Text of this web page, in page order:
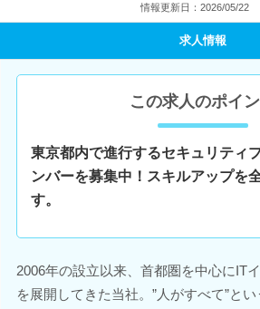
情報更新日：2026/05/22
求人情報
この求人のポイ
東京都内で進行するセキュリティ
ンバーを募集中！スキルアップを
す。
2006年の設立以来、首都圏を中心にIT
を展開してきた当社。”人がすべて”と